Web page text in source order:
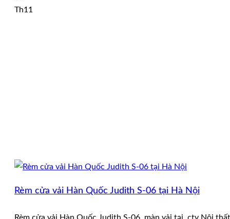
Th11
Rèm cửa vải Hàn Quốc Judith S-06 tại Hà Nội